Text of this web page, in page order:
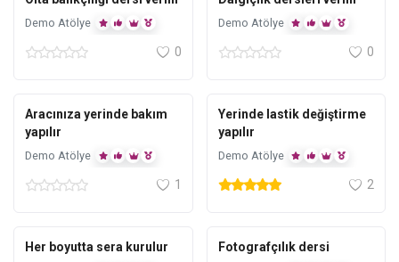
Demo Atölye
0
Demo Atölye
0
Aracınıza yerinde bakım
yapılır
Demo Atölye
1
Yerinde lastik değiştirme
yapılır
Demo Atölye
2
Her boyutta sera kurulur Fotografçılık dersi